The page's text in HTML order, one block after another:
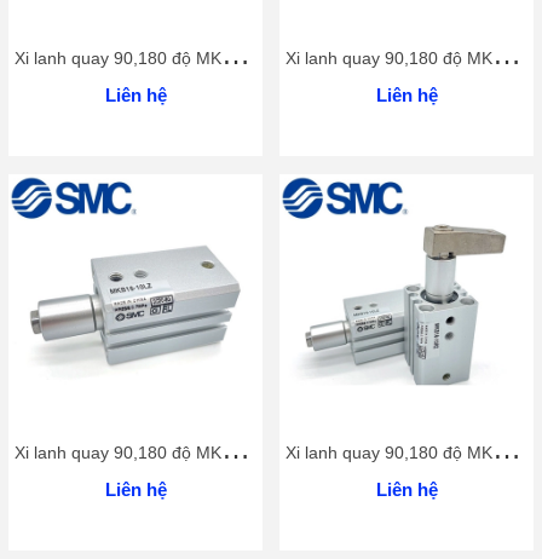
X
i lanh quay 90,180 độ MKB63 series
Liên hệ
X
i lanh quay 90,180 độ MKB50 series
Liên hệ
X
i lanh quay 90,180 độ MKB40 series
Liên hệ
X
i lanh quay 90,180 độ MKB32 series
Liên hệ